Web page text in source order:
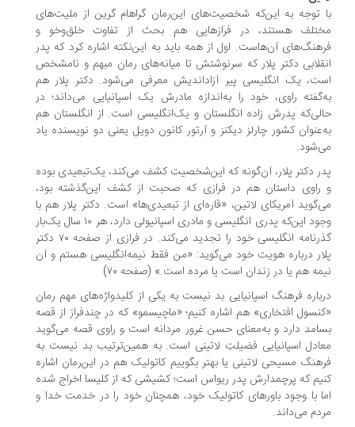
توجه به این‌که شخصیت‌های این‌رمان گراهام گرین از ملیت‌های
هستند، در فرازهایی هم بحث از تفاوت خلق‌وخو و
آن‌هاست. اول از همه باید به این‌نکته اشاره کرد که پدر
دکتر پلار که سرنوشتش تا میانه‌های رمان مبهم و نامشخص
یک انگلیسی پیر آزاداندیش معرفی می‌شود. دکتر پلار هم
راوی، خود را به‌اندازه مادرش یک اسپانیایی می‌داند؛ در
پدرش زاده انگلستان و یک‌انگلیسی است. از انگلستان هم
کشور چارلز دیکنز و آرتور کانون دویل یعنی دو نویسنده یاد
دکتر پلار، آن‌گونه که این‌شخصیت کشف می‌کند، یک‌تبعیدی بوده
داستان هم در فرازی که صحبت از کشف این‌گذشته بود،
آمریکای لاتین، «قاره‌ای از تبعیدی‌ها» است. دکتر پلار هم با
وجود این‌که پدری انگلیسی و مادری اسپانیولی دارد، هر ۱۰ سال یک‌بار
گذرنامه انگلیسی خود را تجدید می‌کند. در فرازی از صفحه ۷۰ دکتر
درباره هویت خود می‌گوید: «من فقط نیمه‌انگلیسی هستم و آن
هم یا در زندان است یا مرده است.» (صفحه ۷۰)
فرهنگ اسپانیایی بد نیست به یکی از کلیدواژه‌های مهم رمان
افتخاری» هم اشاره کنیم؛ «ماچیسمو» که در چندفراز از قصه
دارد و به‌معنای حسن غرور مردانه است و راوی قصه می‌گوید
اسپانیایی فضیلتِ لاتینی است. به همین‌ترتیب بد نیست به
مسیحی لاتینی یا بهتر بگوییم کاتولیک هم در این‌رمان اشاره
که پرچمدارش پدر ریواس است؛ کشیشی که از کلیسا اخراج شده
با وجود باورهای کاتولیک خود، همچنان خود را در خدمت خدا و
می‌داند.